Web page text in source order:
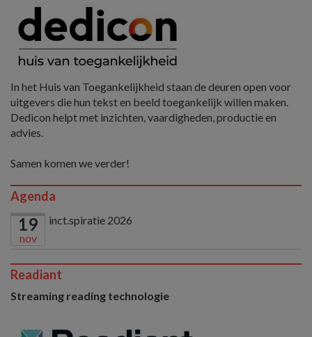
In het Huis van Toegankelijkheid staan de deuren open voor
uitgevers die hun tekst en beeld toegankelijk willen maken.
Dedicon helpt met inzichten, vaardigheden, productie en
advies.
Samen komen we verder!
Agenda
19
nov
inct.spiratie 2026
Readiant
Streaming reading technologie